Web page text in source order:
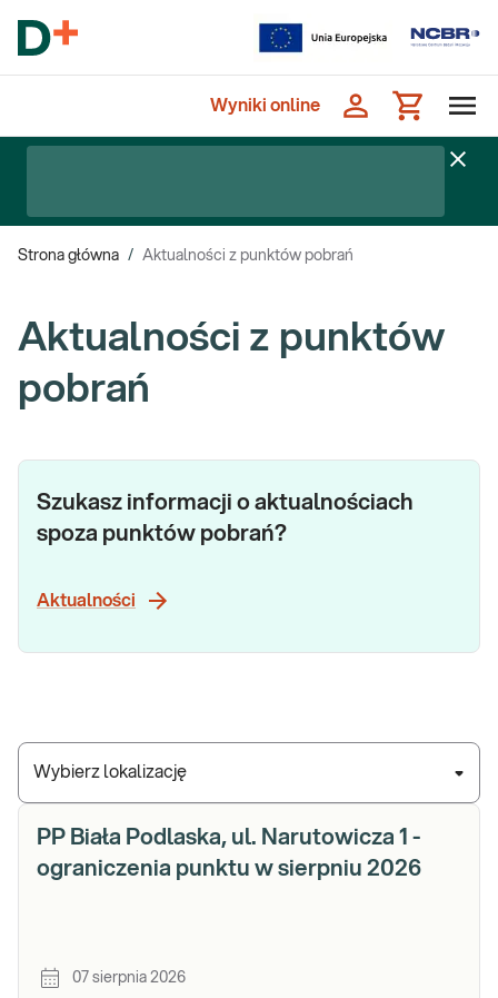
Wyniki online
Strona główna / Aktualności z punktów pobrań
Aktualności z punktów
pobrań
Wybierz lokalizację
Szukasz informacji o aktualnościach
spoza punktów pobrań?
Aktualności
PP Biała Podlaska, ul. Narutowicza 1 -
ograniczenia punktu w sierpniu 2026
07 sierpnia 2026